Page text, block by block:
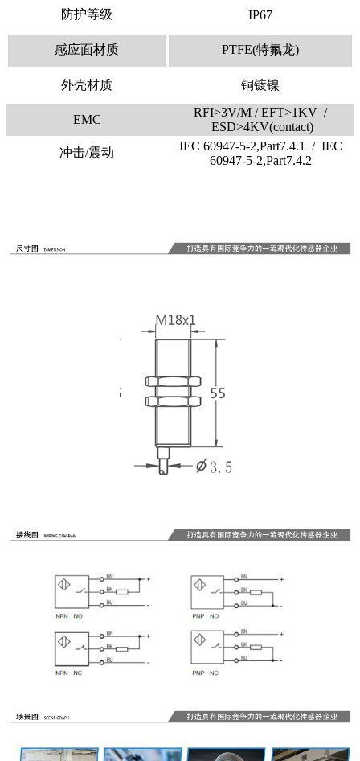
防护等级 IP67
感应面材质 PTFE(特氟龙)
外壳材质 铜镀镍
EMC
RFI>3V/M / EFT>1KV /
ESD>4KV(contact)
冲击/震动
IEC 60947-5-2,Part7.4.1 / IEC
60947-5-2,Part7.4.2